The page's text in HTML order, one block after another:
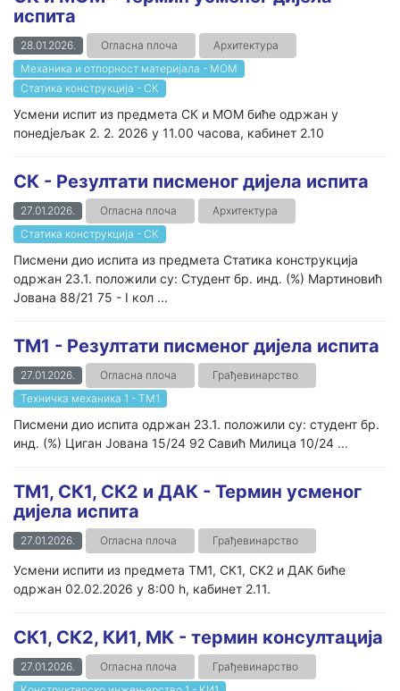
испита
28.01.2026. Огласна плоча
Архитектура
Механика и отпорност материјала - МОМ
Статика конструкција - СК
Усмени испит из предмета СК и МОМ биће одржан у
понедјељак 2. 2. 2026 у 11.00 часова, кабинет 2.10
СК - Резултати писменог дијела испита
27.01.2026. Огласна плоча
Архитектура
Статика конструкција - СК
Писмени дио испита из предмета Статика конструкција
одржан 23.1. положили су: Студент бр. инд. (%) Мартиновић
Јована 88/21 75 - I кол ...
ТМ1 - Резултати писменог дијела испита
27.01.2026. Огласна плоча
Грађевинарство
Техничка механика 1 - ТМ1
Писмени дио испита одржан 23.1. положили су: студент бр.
инд. (%) Циган Јована 15/24 92 Савић Милица 10/24 ...
ТМ1, СК1, СК2 и ДАК - Термин усменог
дијела испита
27.01.2026. Огласна плоча Грађевинарство
Усмени испити из предмета ТМ1, СК1, СК2 и ДАК биће
одржан 02.02.2026 у 8:00 h, кабинет 2.11.
СК1, СК2, КИ1, МК - термин консултација
27.01.2026. Огласна плоча
Грађевинарство